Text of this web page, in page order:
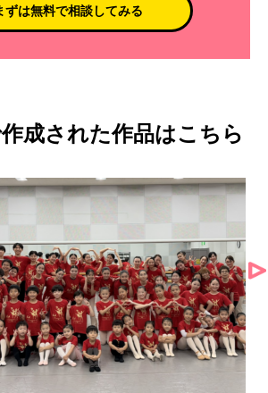
ずは無料で相談してみる
成された作品はこちら